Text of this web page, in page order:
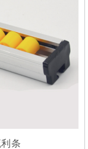
条